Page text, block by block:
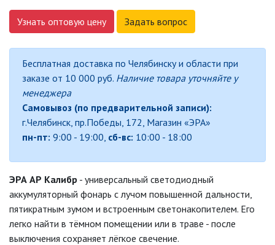
ПЕРЕНОСНЫЕ СВЕТИЛЬНИКИ
ПОДСВЕТКА, ПУШЛАЙТЫ (SA, SB,
L)
ПРОЖЕКТОРНЫЕ ФОНАРИ
ТУРИСТИЧЕСКИЕ ФОНАРИ
ЭКСТРЕННОЕ ОСВЕЩЕНИЕ (EA, EB,
TL)
САДОВО-ПАРКОВЫЕ
СВЕТИЛЬНИКИ
Узнать оптовую цену Задать вопрос
Бесплатная доставка по Челябинску и области при
заказе от 10 000 руб. Наличие товара уточняйте у
менеджера
Самовывоз (по предварительной записи):
г.Челябинск, пр.Победы, 172, Магазин «ЭРА»
пн-пт: 9:00 - 19:00, сб-вс: 10:00 - 18:00
ЭРА АР Калибр - универсальный светодиодный
аккумуляторный фонарь с лучом повышенной дальности,
пятикратным зумом и встроенным светонакопителем. Его
легко найти в тёмном помещении или в траве - после
выключения сохраняет лёгкое свечение.